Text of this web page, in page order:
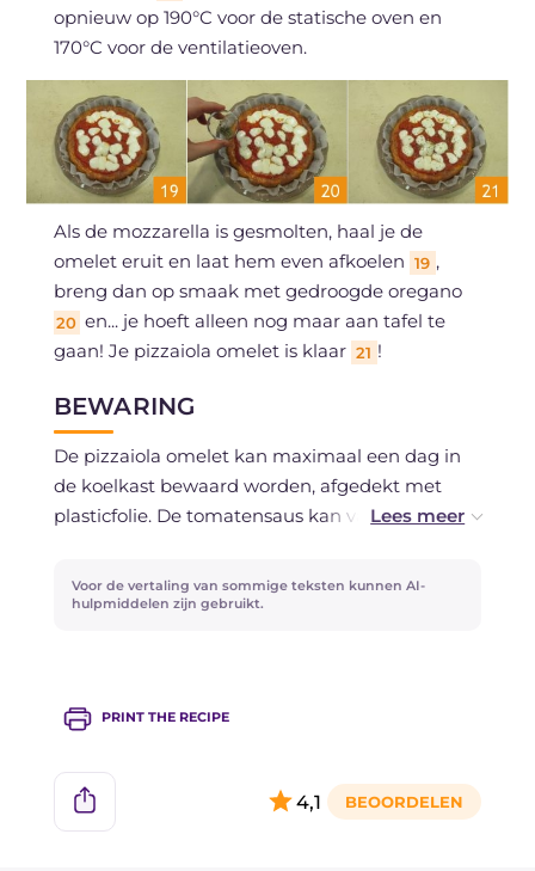
opnieuw op 190°C voor de statische oven en
170°C voor de ventilatieoven.
Als de mozzarella is gesmolten, haal je de
omelet eruit en laat hem even afkoelen 19 ,
breng dan op smaak met gedroogde oregano
20 en... je hoeft alleen nog maar aan tafel te
gaan! Je pizzaiola omelet is klaar 21 !
BEWARING
De pizzaiola omelet kan maximaal een dag in
de koelkast bewaard worden, afgedekt met
plasticfolie. De tomatensaus kan van tevoren
afgedekt met plasticfolie.
Voor de vertaling van sommige teksten kunnen AI-
hulpmiddelen zijn gebruikt.
PRINT THE RECIPE
4,1